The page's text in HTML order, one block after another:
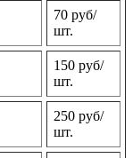
70 руб/
шт.
150 руб/
шт.
250 руб/
шт.